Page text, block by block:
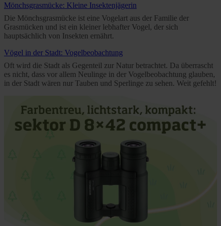
Mönchsgrasmücke: Kleine Insektenjägerin
Die Mönchsgrasmücke ist eine Vogelart aus der Familie der
Grasmücken und ist ein kleiner lebhafter Vogel, der sich
hauptsächlich von Insekten ernährt.
Vögel in der Stadt: Vogelbeobachtung
Oft wird die Stadt als Gegenteil zur Natur betrachtet. Da überrascht
es nicht, dass vor allem Neulinge in der Vogelbeobachtung glauben,
in der Stadt wären nur Tauben und Sperlinge zu sehen. Weit gefehlt!